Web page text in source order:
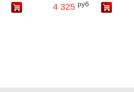
4 325 руб